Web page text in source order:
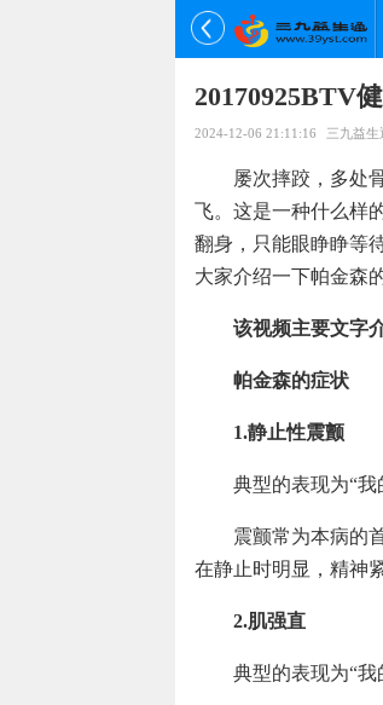
20170925BTV
2024-12-06 21:11:16 三九益生
屡次摔跤，多处
飞。这是一种什么样
翻身，只能眼睁睁等
大家介绍一下帕金森
该视频主要文字
帕金森的症状
1.静止性震颤
典型的表现为“
震颤常为本病的
在静止时明显，精神
2.肌强直
典型的表现为“我